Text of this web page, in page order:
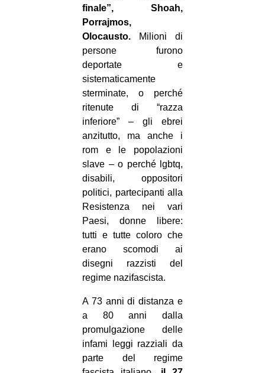
finale”,
Shoah,
Porrajmos,
Olocausto. Milioni di
persone furono
deportate e
sistematicamente
sterminate, o perché
ritenute di “razza
inferiore” – gli ebrei
anzitutto, ma anche i
rom e le popolazioni
slave – o perché lgbtq,
disabili, oppositori
politici, partecipanti alla
Resistenza nei vari
Paesi, donne libere:
tutti e tutte coloro che
erano scomodi ai
disegni razzisti del
regime nazifascista.
A 73 anni di distanza e
a 80 anni dalla
promulgazione delle
infami leggi razziali da
parte del regime